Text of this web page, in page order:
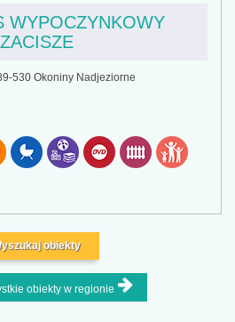
WYPOCZYNKOWY
ZACISZE
530 Okoniny Nadjeziorne
obiekty
obiekty w regionie